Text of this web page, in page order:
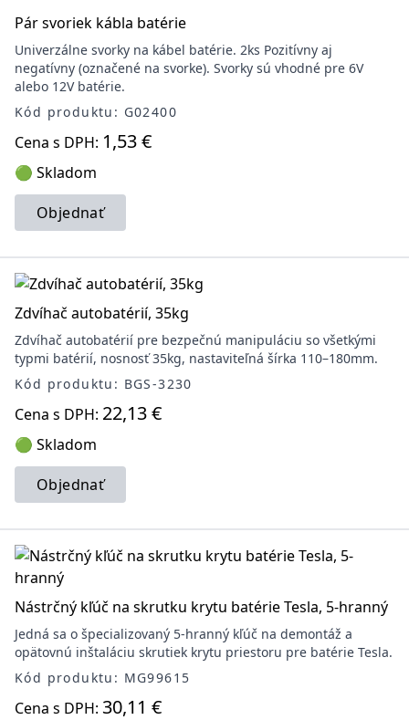
Pár svoriek kábla batérie
Univerzálne svorky na kábel batérie. 2ks Pozitívny aj
negatívny (označené na svorke). Svorky sú vhodné pre 6V
alebo 12V batérie.
Kód produktu: G02400
Cena s DPH: 1,53 €
🟢 Skladom
Objednať
Zdvíhač autobatérií, 35kg
Zdvíhač autobatérií pre bezpečnú manipuláciu so všetkými
typmi batérií, nosnosť 35kg, nastaviteľná šírka 110–180mm.
Kód produktu: BGS-3230
Cena s DPH: 22,13 €
🟢 Skladom
Objednať
Nástrčný kľúč na skrutku krytu batérie Tesla, 5-hranný
Jedná sa o špecializovaný 5-hranný kľúč na demontáž a
opätovnú inštaláciu skrutiek krytu priestoru pre batérie Tesla.
Kód produktu: MG99615
Cena s DPH: 30,11 €